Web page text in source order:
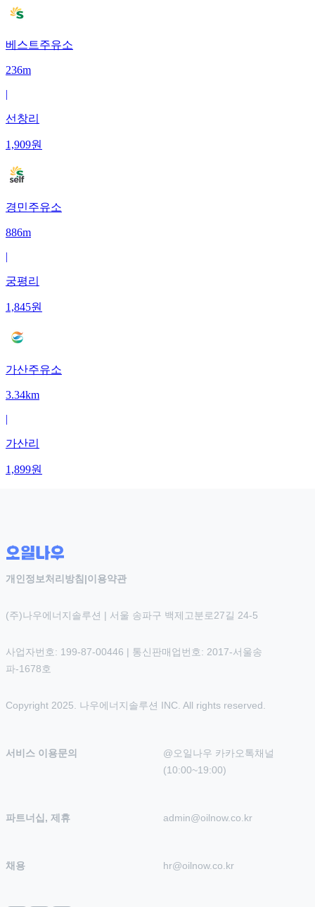
베스트주유소
236m
|
선창리
1,909원
경민주유소
886m
|
궁평리
1,845원
가산주유소
3.34km
|
가산리
1,899원
개인정보처리방침 |이용약관
(주)나우에너지솔루션 | 서울 송파구 백제고분로27길 24-5
사업자번호: 199-87-00446 | 통신판매업번호: 2017-서울송
파-1678호
Copyright 2025. 나우에너지솔루션 INC. All rights reserved.
서비스 이용문의
@오일나우 카카오톡채널
(10:00~19:00)
파트너십, 제휴 admin@oilnow.co.kr
채용 hr@oilnow.co.kr